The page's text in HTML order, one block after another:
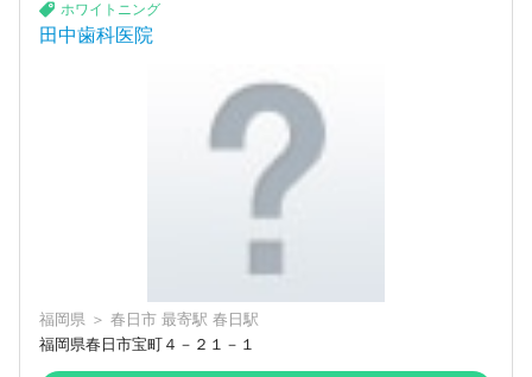
ホワイトニング
田中歯科医院
福岡県 ＞ 春日市 最寄駅 春日駅
福岡県春日市宝町４－２１－１